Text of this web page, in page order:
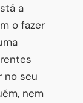
a
o fazer
no seu
nem